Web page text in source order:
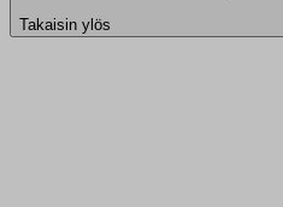
Takaisin ylös